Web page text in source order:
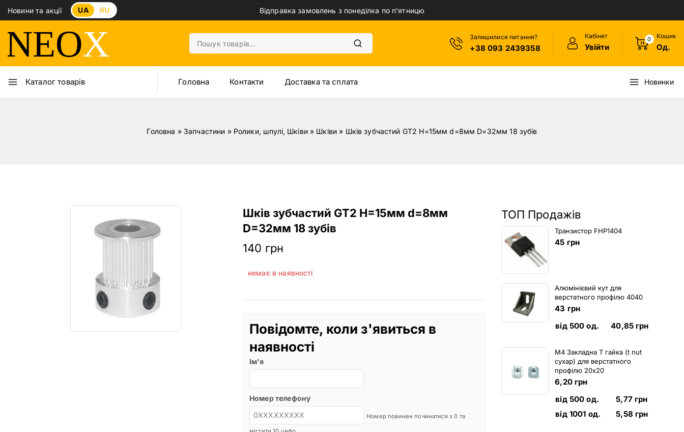
Новини та акції UA RU Відправка замовлень з понеділка по п'ятницю
Залишилися питання?
+38 093 2439358
Кабінет
Увійти
0 Кошик
Од.
Каталог товарів Головна Контакти Доставка та сплата Новинки
Головна » Запчастини » Ролики, шпулі, Шківи» Шківи » Шків зубчастий GT2 H=15мм d=8мм D=32мм 18 зубів
ТОП Продажів
Транзистор FHP1404
45 грн
Алюмінієвий кут для
верстатного профілю 4040
43 грн
від 500 од.
40,85 грн
M4 Закладна Т гайка (t nut
сухар) для верстатного
профілю 20х20
6,20 грн
від 500 од.
5,77 грн
від 1001 од.
5,58 грн
Шків зубчастий GT2 H=15мм d=8мм
D=32мм 18 зубів
140 грн
немає в наявності
Повідомте, коли з'явиться в
наявності
Ім'я
Номер телефону
Номер повинен починатися з 0 та